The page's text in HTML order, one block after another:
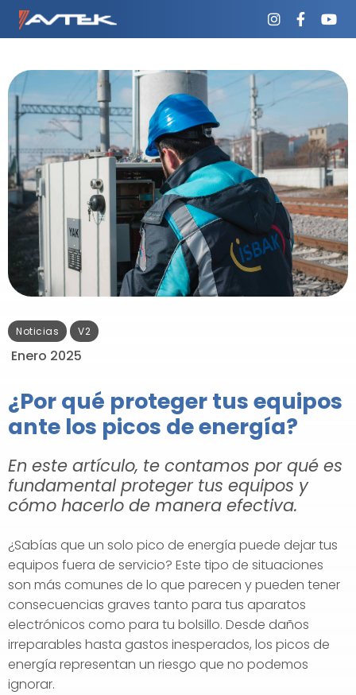
Noticias V2
Enero 2025
¿Por qué proteger tus equipos
ante los picos de energía?
En este artículo, te contamos por qué es
fundamental proteger tus equipos y
cómo hacerlo de manera efectiva.
¿Sabías que un solo pico de energía puede dejar tus
equipos fuera de servicio? Este tipo de situaciones
son más comunes de lo que parecen y pueden tener
consecuencias graves tanto para tus aparatos
electrónicos como para tu bolsillo. Desde daños
irreparables hasta gastos inesperados, los picos de
energía representan un riesgo que no podemos
ignorar.